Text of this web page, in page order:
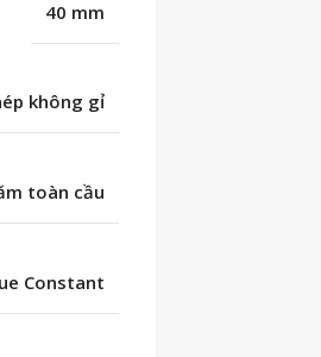
40 mm
không gỉ
toàn cầu
Constant